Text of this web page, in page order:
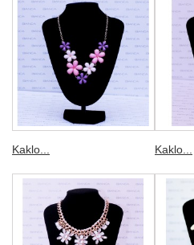
Kaklo... Kaklo...